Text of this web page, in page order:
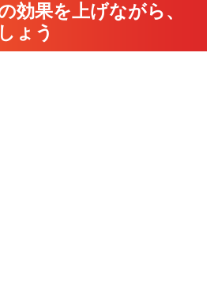
効果を上げながら、
ょう